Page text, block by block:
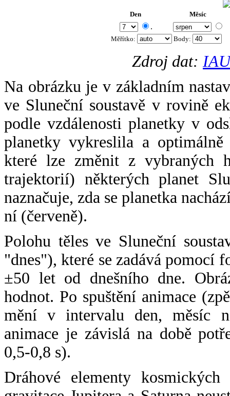
Den Měsíc
.
Měřítko: Body:
Zdroj dat:
Na obrázku je v základním
ve Sluneční soustavě v rovině
podle vzdálenosti planetky v
planetky vykreslila a
které lze změnit z vybraných
trajektorií) některých planet
naznačuje, zda se planetka
ní (červeně).
Polohu těles ve Sluneční
"dnes"), které se zadává pomocí
±50 let od dnešního dne.
hodnot. Po spuštění animace
mění v intervalu den, měsíc
animace je závislá na době
0,5-0,8 s).
Dráhové elementy